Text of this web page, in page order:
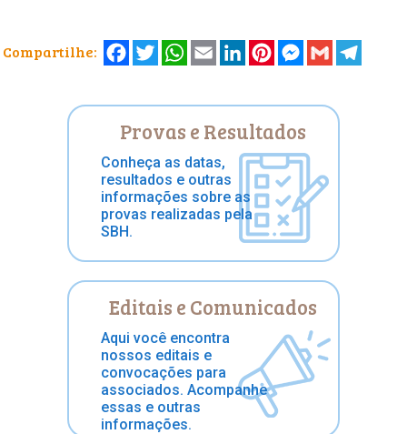
Compartilhe: FacebookTwitterWhatsApp
Email LinkedInPinterestMessenger
Gmail
Provas e Resultados
Conheça as datas,
resultados e outras
informações sobre as
provas realizadas pela
SBH.
Editais e Comunicados
Aqui você encontra
nossos editais e
convocações para
associados. Acompanhe
essas e outras
informações.